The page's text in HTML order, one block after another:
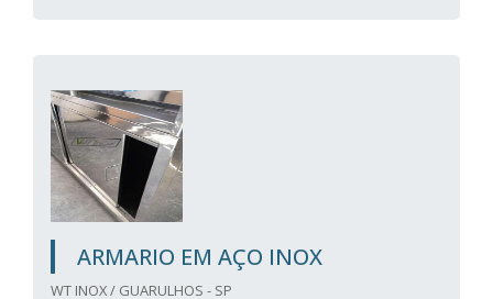
ARMARIO EM AÇO INOX
WT INOX / GUARULHOS - SP